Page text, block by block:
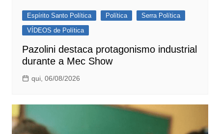
Espírito Santo Política Política
Serra Política
VÍDEOS de Política
Pazolini destaca protagonismo industrial
durante a Mec Show
qui, 06/08/2026